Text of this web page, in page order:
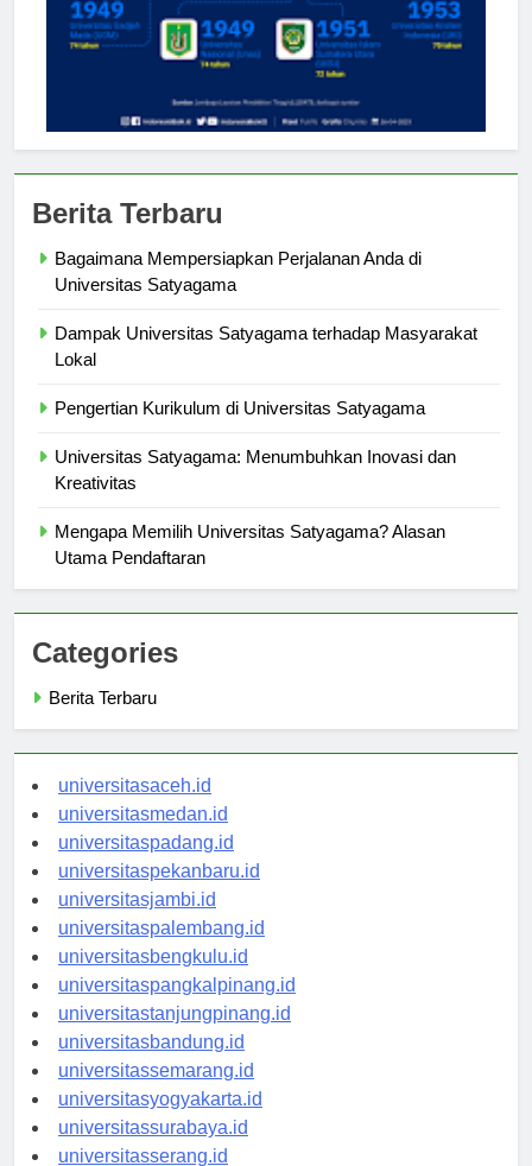
Bagaimana Mempersiapkan Perjalanan Anda di
Dampak Universitas Satyagama terhadap Masyarakat
Universitas Satyagama: Menumbuhkan Inovasi dan
Mengapa Memilih Universitas Satyagama? Alasan
Categories
universitasaceh.id
universitasmedan.id
universitaspadang.id
universitaspekanbaru.id
universitasjambi.id
universitaspalembang.id
universitasbengkulu.id
universitaspangkalpinang.id
universitastanjungpinang.id
universitasbandung.id
universitassemarang.id
universitasyogyakarta.id
universitassurabaya.id